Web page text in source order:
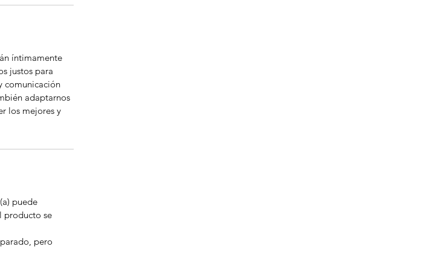
íntimamente
justos para
comunicación
adaptarnos
los mejores y
puede
producto se
pero